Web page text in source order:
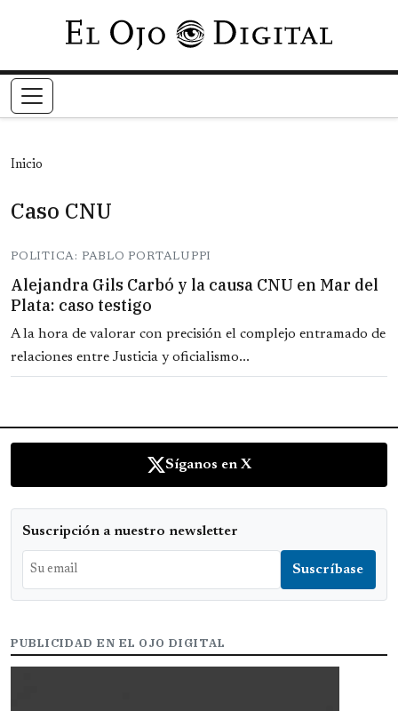
Pasar al contenido principal
Inicio
Caso CNU
POLITICA: PABLO PORTALUPPI
Alejandra Gils Carbó y la causa CNU en Mar del
Plata: caso testigo
A la hora de valorar con precisión el complejo entramado de
relaciones entre Justicia y oficialismo...
Síganos en X
Suscripción a nuestro newsletter
PUBLICIDAD EN EL OJO DIGITAL